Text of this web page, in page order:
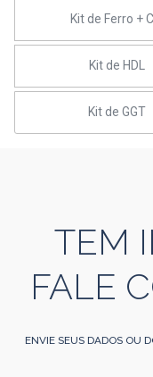
Kit de Ferro +
Kit de HDL
Kit de GGT
TEM
FALE
ENVIE SEUS DADOS OU